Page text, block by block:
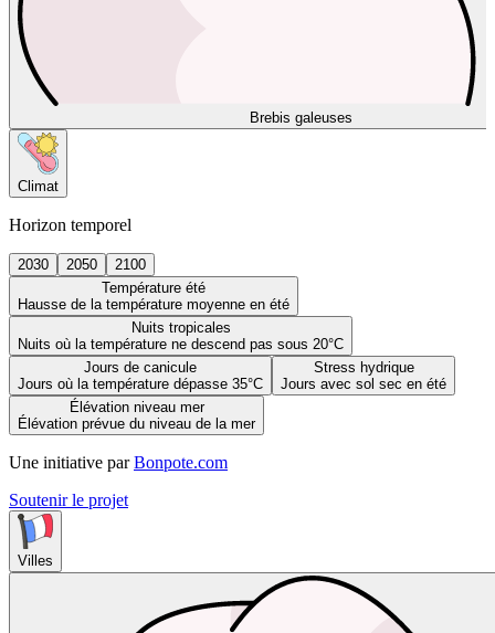
Brebis galeuses
Climat
Horizon temporel
2030 2050
2100
Température été
Hausse de la température moyenne en été
Nuits tropicales
Nuits où la température ne descend pas sous 20°C
Jours de canicule
Jours où la température dépasse 35°C
Stress hydrique
Jours avec sol sec en été
Élévation niveau mer
Élévation prévue du niveau de la mer
Une initiative par Bonpote.com
Soutenir le projet
Villes